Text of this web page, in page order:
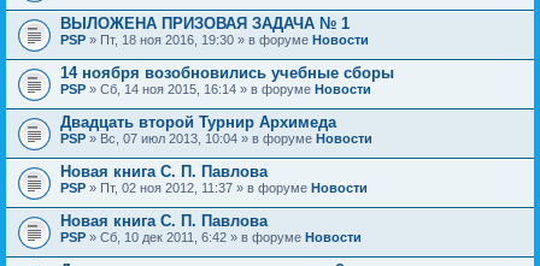
ВЫЛОЖЕНА ПРИЗОВАЯ ЗАДАЧА № 1
PSP » Пт, 18 ноя 2016, 19:30 » в форуме Новости
14 ноября возобновились учебные сборы
PSP » Сб, 14 ноя 2015, 16:14 » в форуме Новости
Двадцать второй Турнир Архимеда
PSP » Вс, 07 июл 2013, 10:04 » в форуме Новости
Новая книга С. П. Павлова
PSP » Пт, 02 ноя 2012, 11:37 » в форуме Новости
Новая книга С. П. Павлова
PSP » Сб, 10 дек 2011, 6:42 » в форуме Новости